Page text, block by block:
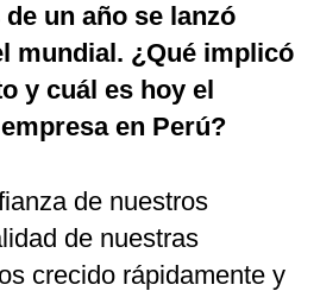
un año se lanzó
mundial. ¿Qué implicó
y cuál es hoy el
en Perú?
de nuestros
de nuestras
crecido rápidamente y